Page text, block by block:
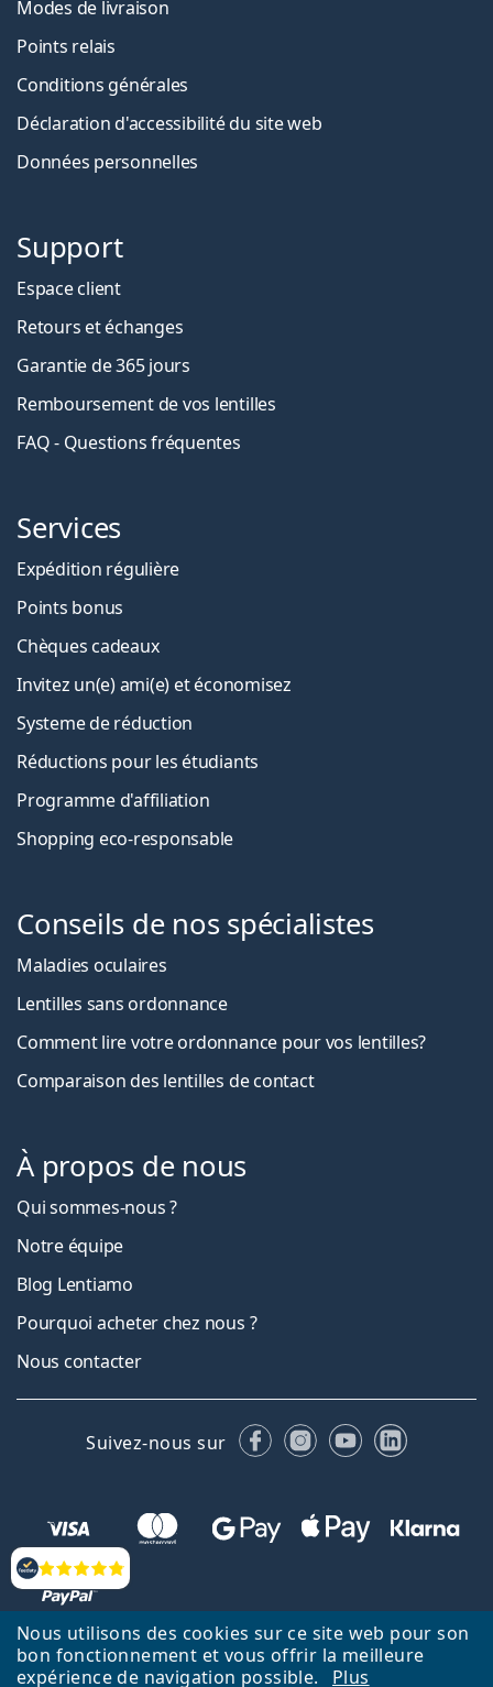
Nous utilisons des cookies sur ce site web pour son
bon fonctionnement et vous offrir la meilleure
expérience de navigation possible.
Plus
Évaluation
Modes de livraison
Points relais
Conditions générales
Déclaration d'accessibilité du site web
Données personnelles
Support
Espace client
Retours et échanges
Garantie de 365 jours
Remboursement de vos lentilles
FAQ - Questions fréquentes
Services
Expédition régulière
Points bonus
Chèques cadeaux
Invitez un(e) ami(e) et économisez
Systeme de réduction
Réductions pour les étudiants
Programme d'affiliation
Shopping eco-responsable
Conseils de nos spécialistes
Maladies oculaires
Lentilles sans ordonnance
Comment lire votre ordonnance pour vos lentilles?
Comparaison des lentilles de contact
À propos de nous
Qui sommes-nous ?
Notre équipe
Blog Lentiamo
Pourquoi acheter chez nous ?
Nous contacter
Suivez-nous sur FacebookInstagram
YouTubeLinkedIn
Retour à la page d'accueil Haut